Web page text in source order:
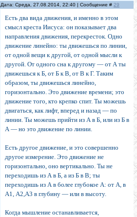
Дата: Среда, 27.08.2014, 22:40 | Сообщение # 29
Есть два вида движения, и именно в этом
смысл креста Иисуса: он показывает два
направления движе­ния, перекресток. Одно
движение линейно: ты движешься по линии,
от одной вещи к другой, от одной мысли к
другой. От одного сна к другому — от А ты
движешься к Б, от Б к В, от В к Г. Таким
образом, ты движешься линейно,
горизонтально. Это движение времени; это
дви­жение того, кто крепко спит. Ты можешь
двигаться, как лифт, вперед и назад — по
линии. Ты можешь прийти из А в Б, или из Б в
А — но это движение по линии.
Есть другое движение, и это совершенно
другое из­мерение. Это движение не
горизонтально, оно верти­кально. Ты не
переходишь из А в Б, а из Б в В; ты
переходишь из А в более глубокое А: от А, в
A1, А2,А3 в глубину — или в высоту.
Когда мышление останав­ливается,